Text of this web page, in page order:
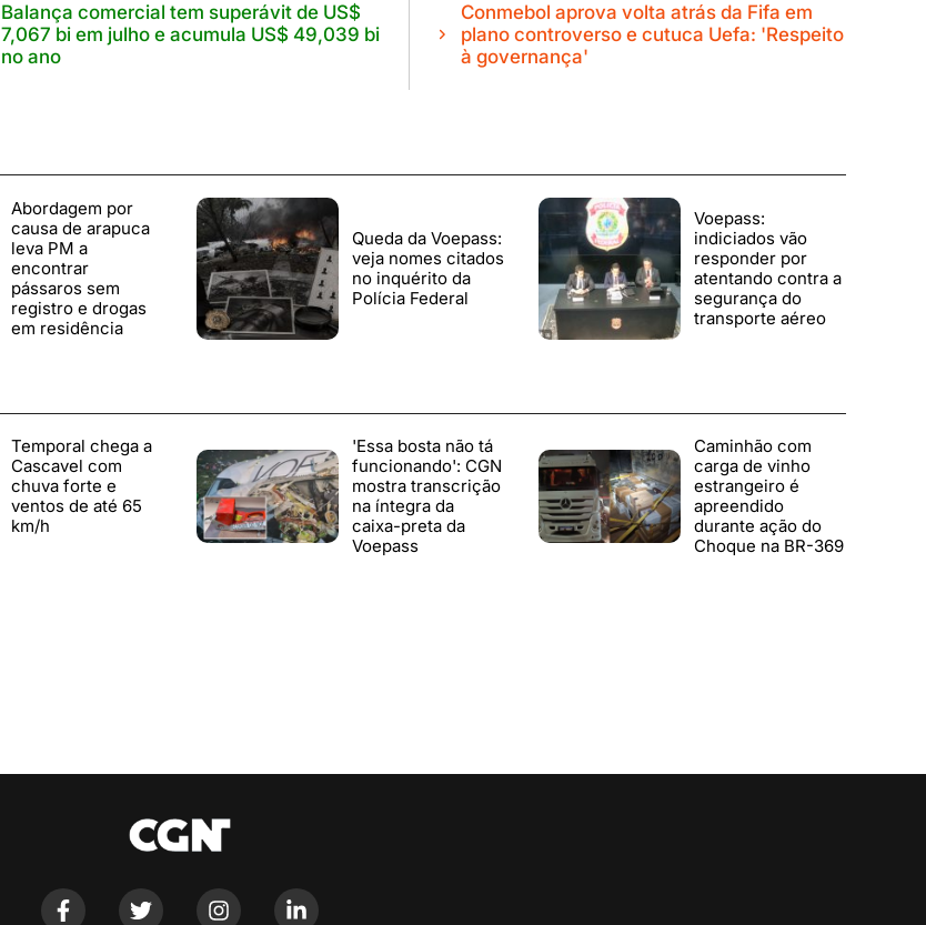
Balança comercial tem superávit de US$
7,067 bi em julho e acumula US$ 49,039 bi
no ano
Conmebol aprova volta atrás da Fifa em
plano controverso e cutuca Uefa: 'Respeito
à governança'
Abordagem por
causa de arapuca
leva PM a
encontrar
pássaros sem
registro e drogas
em residência
Queda da Voepass:
veja nomes citados
no inquérito da
Polícia Federal
Voepass:
indiciados vão
responder por
atentando contra a
segurança do
transporte aéreo
Temporal chega a
Cascavel com
chuva forte e
ventos de até 65
km/h
'Essa bosta não tá
funcionando': CGN
mostra transcrição
na íntegra da
caixa-preta da
Voepass
Caminhão com
carga de vinho
estrangeiro é
apreendido
durante ação do
Choque na BR-369